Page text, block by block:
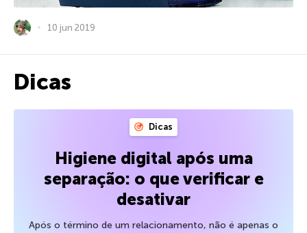
10 jun 2019
Dicas
Dicas
Higiene digital após uma
separação: o que verificar e
desativar
Após o término de um relacionamento, não é apenas o